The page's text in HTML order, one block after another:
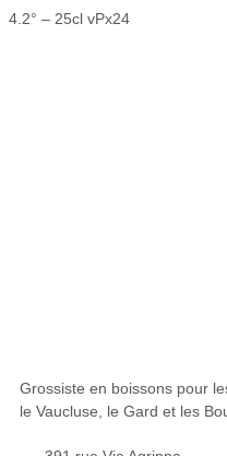
4.2° – 25cl vPx24
Grossiste en boissons pour
le Vaucluse, le Gard et les